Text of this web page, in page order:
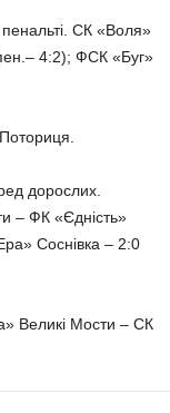
СК «Воля»
4:2); ФСК «Буг»
дорослих.
– ФК «Єдність»
Соснівка – 2:0
Великі Мости – СК